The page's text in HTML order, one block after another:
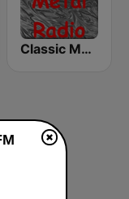
Classic Metal Radio